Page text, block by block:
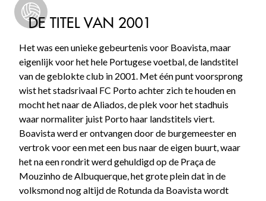
DE TITEL VAN 2001
Het was een unieke gebeurtenis voor Boavista, maar
eigenlijk voor het hele Portugese voetbal, de landstitel
van de geblokte club in 2001. Met één punt voorsprong
wist het stadsrivaal FC Porto achter zich te houden en
mocht het naar de Aliados, de plek voor het stadhuis
waar normaliter juist Porto haar landstitels viert.
Boavista werd er ontvangen door de burgemeester en
vertrok voor een met een bus naar de eigen buurt, waar
het na een rondrit werd gehuldigd op de Praça de
Mouzinho de Albuquerque, het grote plein dat in de
volksmond nog altijd de Rotunda da Boavista wordt